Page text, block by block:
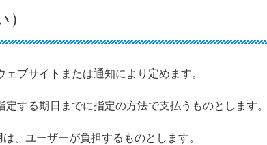
ブサイトまたは通知により定めます。
する期日までに指定の方法で支払うものとします。
、ユーザーが負担するものとします。